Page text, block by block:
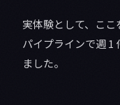
実体験として、こ
パイプラインで週 1
ました。